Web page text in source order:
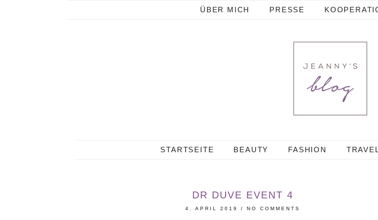
ÜBER MICH PRESSE
STARTSEITE BEAUTY FASHION
DR DUVE EVENT 4
4. APRIL 2019 / NO COMMENTS